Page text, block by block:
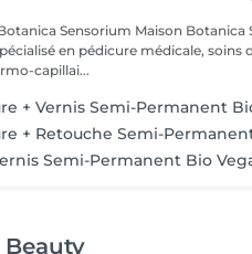
Maison Botanica Sensorium est un
en pédicure médicale, soins
capillai...
+ Vernis Semi-Permanent
+ Retouche Semi-
Semi-Permanent Bio